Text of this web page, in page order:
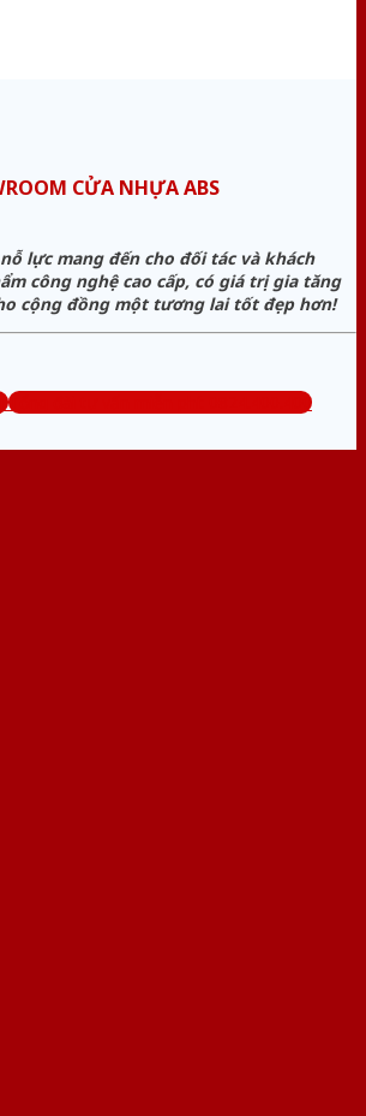
CỬA NHỰA ABS
nỗ lực mang đến cho đối tác và khách
công nghệ cao cấp, có giá trị gia tăng
cộng đồng một tương lai tốt đẹp hơn!
Tổng đài tư vấn miễn phí: 0824.400.400